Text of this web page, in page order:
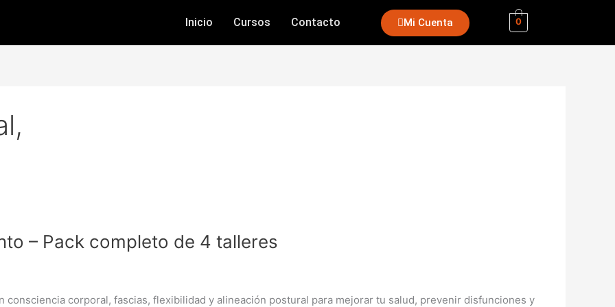
Inicio Cursos Contacto Mi Cuenta 0
– Pack completo de 4 talleres
corporal, fascias, flexibilidad y alineación postural para mejorar tu salud, prevenir disfunciones y